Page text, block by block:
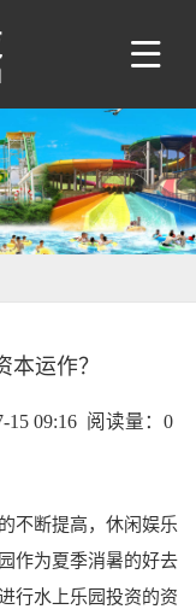
运作？
09:16 阅读量： 0
不断提高，休闲娱乐
作为夏季消暑的好去
行水上乐园投资的资